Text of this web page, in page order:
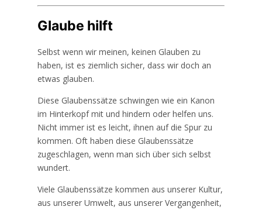
Glaube hilft
Selbst wenn wir meinen, keinen Glauben zu
haben, ist es ziemlich sicher, dass wir doch an
etwas glauben.
Diese Glaubenssätze schwingen wie ein Kanon
im Hinterkopf mit und hindern oder helfen uns.
Nicht immer ist es leicht, ihnen auf die Spur zu
kommen. Oft haben diese Glaubenssätze
zugeschlagen, wenn man sich über sich selbst
wundert.
Viele Glaubenssätze kommen aus unserer Kultur,
aus unserer Umwelt, aus unserer Vergangenheit,